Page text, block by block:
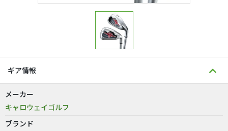
ギア情報
メーカー
キャロウェイゴルフ
ブランド